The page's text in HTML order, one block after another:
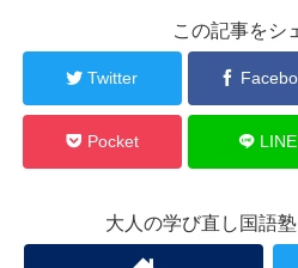
この記事をシ
Twitter
Pocket LINE
大人の学び直し国語